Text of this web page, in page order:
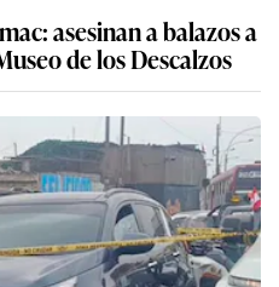
asesinan a balazos a
de los Descalzos